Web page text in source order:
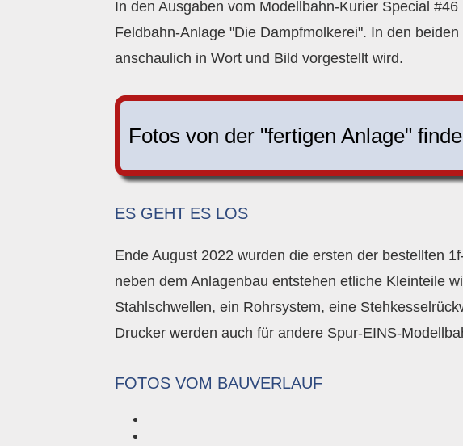
In den Ausgaben vom Modellbahn-Kurier Special
Feldbahn-Anlage "Die Dampfmolkerei". In den
anschaulich in Wort und Bild vorgestellt wird.
Fotos von der "fertigen Anlage"
ES GEHT ES LOS
Ende August 2022 wurden die ersten der bestellten
neben dem Anlagenbau entstehen etliche Kleinteile
Stahlschwellen, ein Rohrsystem, eine
Drucker werden auch für andere Spur-EINS-
FOTOS VOM BAUVERLAUF